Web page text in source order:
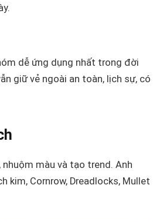
dễ ứng dụng nhất trong đời
giữ vẻ ngoài an toàn, lịch sự, có
màu và tạo trend. Anh
kim, Cornrow, Dreadlocks, Mullet